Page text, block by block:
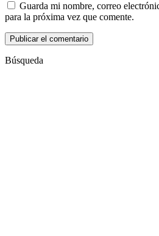
Guarda mi nombre, correo
para la próxima vez que comente.
Búsqueda